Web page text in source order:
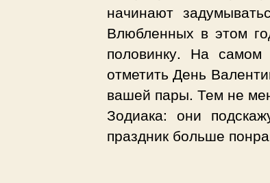
начинают
Влюбленных в этом
половинку. На самом
отметить День
вашей пары. Тем не
Зодиака: они
праздник больше